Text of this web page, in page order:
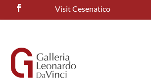
Visit Cesenatico